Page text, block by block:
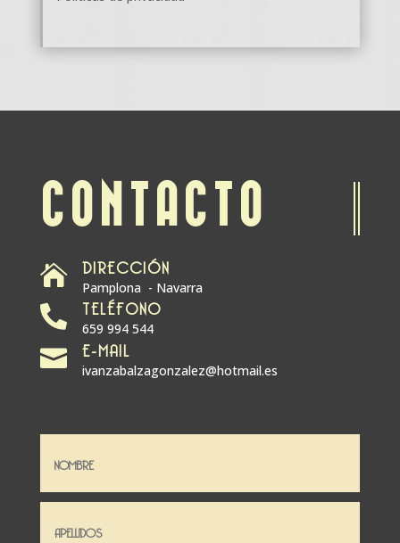
CONTACTO
 DIRECCIÓN
Pamplona - Navarra
 TELÉFONO
659 994 544
 E-MAIL
ivanzabalzagonzalez@hotmail.es